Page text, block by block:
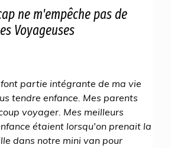
ne m'empêche pas de
Voyageuses
partie intégrante de ma vie
tendre enfance. Mes parents
voyager. Mes meilleurs
étaient lorsqu'on prenait la
dans notre mini van pour